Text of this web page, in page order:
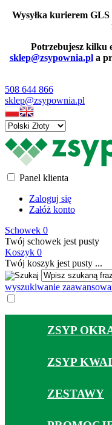
Wysyłka kurierem
Potrzebujesz kilku
sklep@zsypownia.pla
508 644 866
sklep@zsypownia.pl
Panel klienta
Zaloguj się
Załóż konto
Schowek 0
Twój schowek jest pusty
Koszyk 0
Twój koszyk jest pusty ...
wyszukiwanie
ZSYP
ZSYP
ZESTAWY